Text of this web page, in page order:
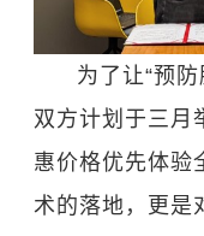
为了让“预
双方计划于三月
惠价格优先体验
术的落地，更是